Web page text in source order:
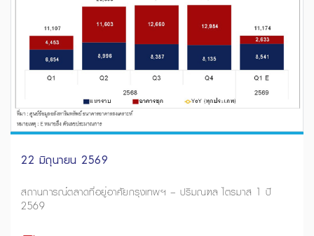
22 มิถุนายน 2569
สถานการณ์ตลาดที่อยู่อาศัยกรุงเทพฯ – ปริมณฑล ไตรมาส 1 ปี
2569